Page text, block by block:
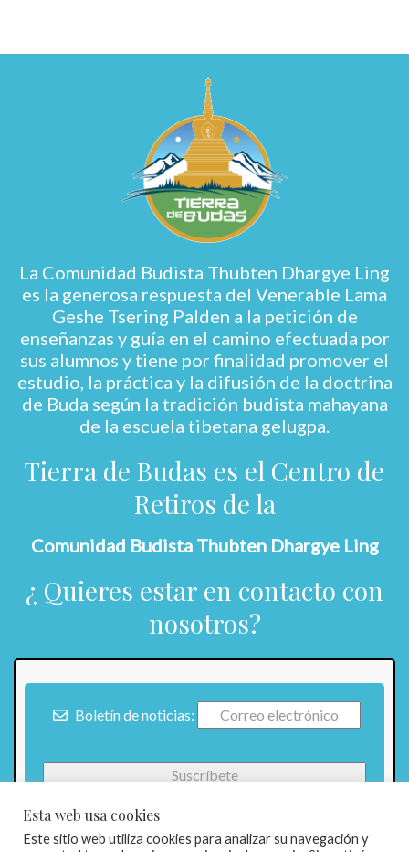
La Comunidad Budista Thubten Dhargye Ling
es la generosa respuesta del Venerable Lama
Geshe Tsering Palden a la petición de
enseñanzas y guía en el camino efectuada por
sus alumnos y tiene por finalidad promover el
estudio, la práctica y la difusión de la doctrina
de Buda según la tradición budista mahayana
de la escuela tibetana gelugpa.
Tierra de Budas es el Centro de
Retiros de la
Comunidad Budista Thubten Dhargye Ling
¿ Quieres estar en contacto con
nosotros?
Boletín de noticias:
Esta web usa cookies
Este sitio web utiliza cookies para analizar su navegación y